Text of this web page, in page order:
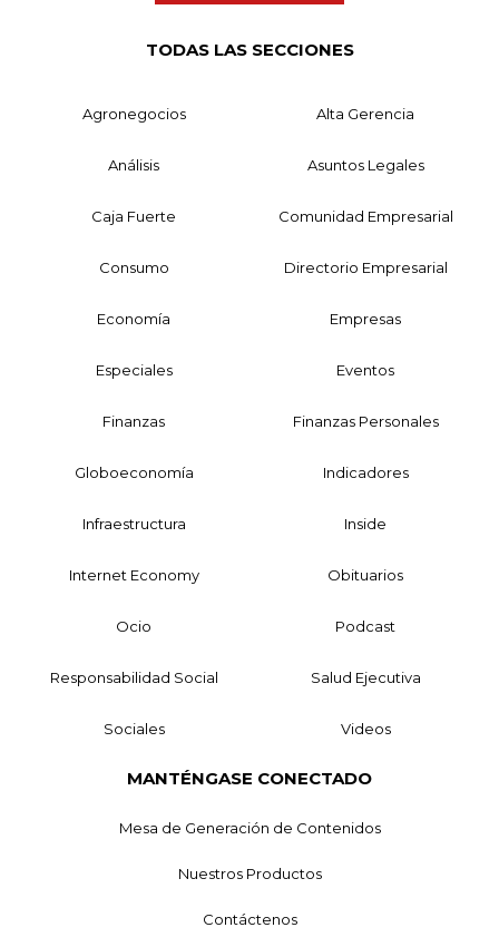
TODAS LAS SECCIONES
Agronegocios Alta Gerencia
Análisis Asuntos Legales
Caja Fuerte Comunidad Empresarial
Consumo Directorio Empresarial
Economía Empresas
Especiales Eventos
Finanzas Finanzas Personales
Globoeconomía Indicadores
Infraestructura Inside
Internet Economy Obituarios
Ocio Podcast
Responsabilidad Social Salud Ejecutiva
Sociales Videos
MANTÉNGASE CONECTADO
Mesa de Generación de Contenidos
Nuestros Productos
Contáctenos